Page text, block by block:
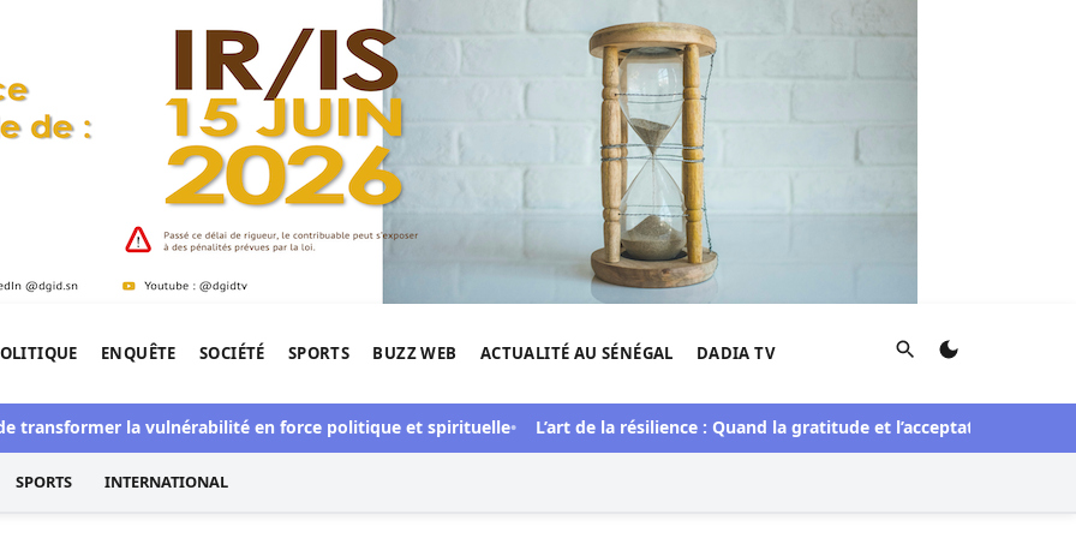
de l'Afrique.
ENQUÊTE SOCIÉTÉ SPORTS BUZZ WEB ACTUALITÉ AU SÉNÉGAL DADIA TV Rechercher
la vulnérabilité en force politique et spirituelle L’art de la résilience : Quand la gratitude et l’acceptation transforment
SPORTS INTERNATIONAL